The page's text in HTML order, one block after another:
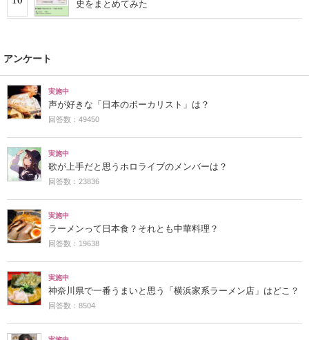
史をまとめてみた
アンケート
実施中
声が好きな「日本のボーカリスト」は？
回答数：49450
実施中
歌が上手だと思うホロライブのメンバーは？
回答数：23836
実施中
ラーメンって日本食？それとも中華料理？
回答数：19638
実施中
神奈川県で一番うまいと思う「横浜家系ラーメン店」はどこ？
回答数：8504